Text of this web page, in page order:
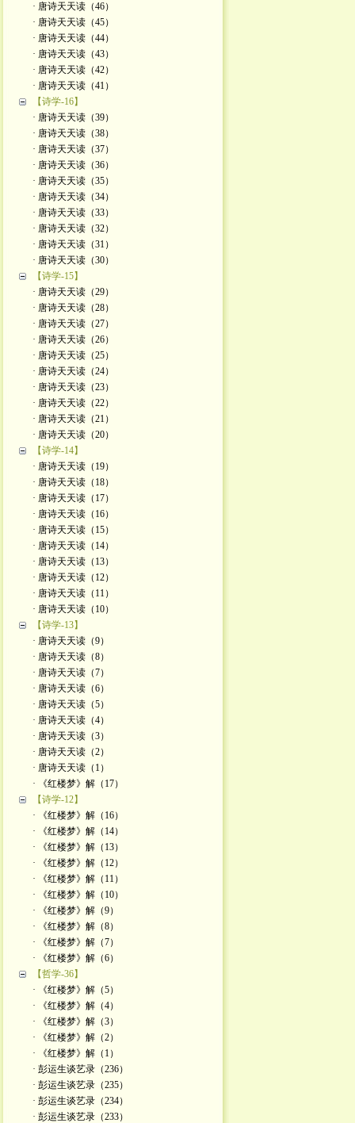
· 唐诗天天读（46）
· 唐诗天天读（45）
· 唐诗天天读（44）
· 唐诗天天读（43）
· 唐诗天天读（42）
· 唐诗天天读（41）
【诗学-16】
· 唐诗天天读（39）
· 唐诗天天读（38）
· 唐诗天天读（37）
· 唐诗天天读（36）
· 唐诗天天读（35）
· 唐诗天天读（34）
· 唐诗天天读（33）
· 唐诗天天读（32）
· 唐诗天天读（31）
· 唐诗天天读（30）
【诗学-15】
· 唐诗天天读（29）
· 唐诗天天读（28）
· 唐诗天天读（27）
· 唐诗天天读（26）
· 唐诗天天读（25）
· 唐诗天天读（24）
· 唐诗天天读（23）
· 唐诗天天读（22）
· 唐诗天天读（21）
· 唐诗天天读（20）
【诗学-14】
· 唐诗天天读（19）
· 唐诗天天读（18）
· 唐诗天天读（17）
· 唐诗天天读（16）
· 唐诗天天读（15）
· 唐诗天天读（14）
· 唐诗天天读（13）
· 唐诗天天读（12）
· 唐诗天天读（11）
· 唐诗天天读（10）
【诗学-13】
· 唐诗天天读（9）
· 唐诗天天读（8）
· 唐诗天天读（7）
· 唐诗天天读（6）
· 唐诗天天读（5）
· 唐诗天天读（4）
· 唐诗天天读（3）
· 唐诗天天读（2）
· 唐诗天天读（1）
· 《红楼梦》解（17）
【诗学-12】
· 《红楼梦》解（16）
· 《红楼梦》解（14）
· 《红楼梦》解（13）
· 《红楼梦》解（12）
· 《红楼梦》解（11）
· 《红楼梦》解（10）
· 《红楼梦》解（9）
· 《红楼梦》解（8）
· 《红楼梦》解（7）
· 《红楼梦》解（6）
【哲学-36】
· 《红楼梦》解（5）
· 《红楼梦》解（4）
· 《红楼梦》解（3）
· 《红楼梦》解（2）
· 《红楼梦》解（1）
· 彭运生谈艺录（236）
· 彭运生谈艺录（235）
· 彭运生谈艺录（234）
· 彭运生谈艺录（233）